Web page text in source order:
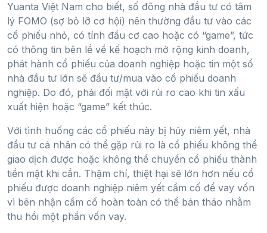
Yuanta Việt Nam cho biết, số đông nhà đầu tư có tâm
lý FOMO (sợ bỏ lỡ cơ hội) nên thường đầu tư vào các
cổ phiếu nhỏ, có tính đầu cơ cao hoặc có “game”, tức
có thông tin bên lề về kế hoạch mở rộng kinh doanh,
phát hành cổ phiếu của doanh nghiệp hoặc tin một số
nhà đầu tư lớn sẽ đầu tư/mua vào cổ phiếu doanh
nghiệp. Do đó, phải đối mặt với rủi ro cao khi tin xấu
xuất hiện hoặc “game” kết thúc.
Với tình huống các cổ phiếu này bị hủy niêm yết, nhà
đầu tư cá nhân có thể gặp rủi ro là cổ phiếu không thể
giao dịch được hoặc không thể chuyển cổ phiếu thành
tiền mặt khi cần. Thậm chí, thiệt hại sẽ lớn hơn nếu cổ
phiếu được doanh nghiệp niêm yết cầm cố để vay vốn
vì bên nhận cầm cố hoàn toàn có thể bán tháo nhằm
thu hồi một phần vốn vay.